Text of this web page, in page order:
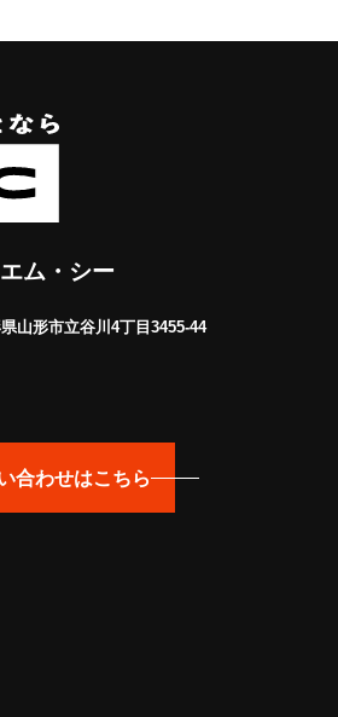
ム・シー
山形市立谷川4丁目3455-44
合わせはこちら